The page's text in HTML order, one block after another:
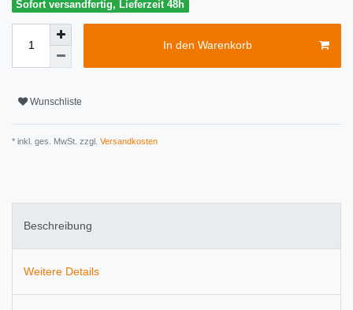
Sofort versandfertig, Lieferzeit 48h
In den Warenkorb
Wunschliste
* inkl. ges. MwSt. zzgl. Versandkosten
Beschreibung
Weitere Details